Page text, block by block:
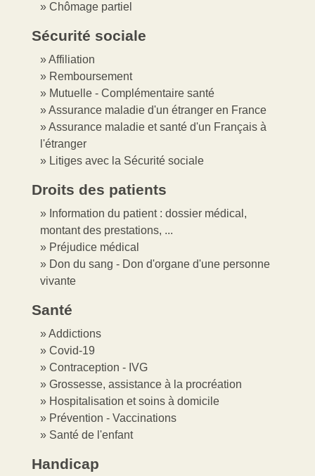
Chômage partiel
Sécurité sociale
Affiliation
Remboursement
Mutuelle - Complémentaire santé
Assurance maladie d'un étranger en France
Assurance maladie et santé d'un Français à
l'étranger
Litiges avec la Sécurité sociale
Droits des patients
Information du patient : dossier médical,
montant des prestations, ...
Préjudice médical
Don du sang - Don d'organe d'une personne
vivante
Santé
Addictions
Covid-19
Contraception - IVG
Grossesse, assistance à la procréation
Hospitalisation et soins à domicile
Prévention - Vaccinations
Santé de l'enfant
Handicap